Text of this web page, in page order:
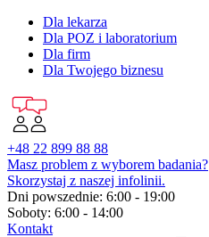
Dla lekarza
Dla POZ i laboratorium
Dla firm
Dla Twojego biznesu
+48 22 899 88 88
Masz problem z wyborem badania?
Skorzystaj z naszej infolinii.
Dni powszednie: 6:00 - 19:00
Soboty: 6:00 - 14:00
Kontakt